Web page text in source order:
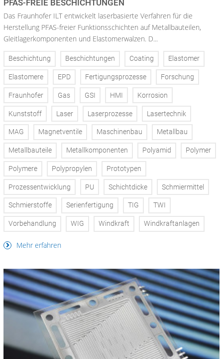
PFAS-FREIE BESCHICHTUNGEN
Das Fraunhofer ILT entwickelt laserbasierte Verfahren für die
Herstellung PFAS-freier Funktionsschichten auf Metallbauteilen,
Gleitlagerkomponenten und Elastomerwalzen. D...
Beschichtung Beschichtungen Coating Elastomer
Elastomere EPD Fertigungsprozesse Forschung
Fraunhofer Gas GSI HMI Korrosion
Kunststoff Laser Laserprozesse Lasertechnik
MAG Magnetventile Maschinenbau Metallbau
Metallbauteile Metallkomponenten Polyamid Polymer
Polymere Polypropylen Prototypen
Prozessentwicklung PU Schichtdicke Schmiermittel
Schmierstoffe Serienfertigung TIG TWI
Vorbehandlung WIG Windkraft Windkraftanlagen
Mehr erfahren